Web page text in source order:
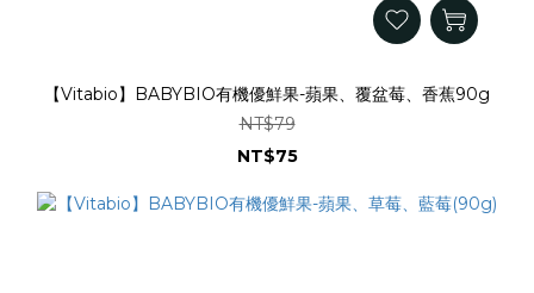
【Vitabio】BABYBIO有機優鮮果-蘋果、覆盆莓、香蕉90g
NT$79
NT$75